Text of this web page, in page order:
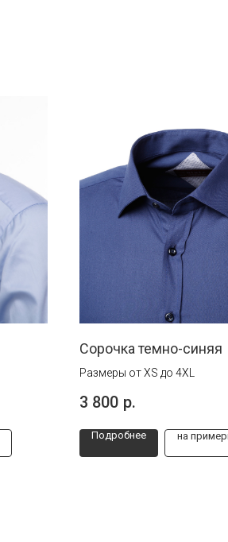
Сорочка темно-синяя
Размеры от XS до 4XL
3 800 р.
Подробнее на